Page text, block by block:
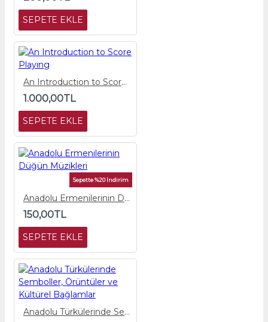
SEPETE EKLE
An Introduction to Score Playing
1.000,00TL
SEPETE EKLE
Sepette %20 İndirim
Anadolu Ermenilerinin Düğün Müzikleri
150,00TL
SEPETE EKLE
Anadolu Türkülerinde Semboller, Örüntüler ve Kültürel Bağlamlar